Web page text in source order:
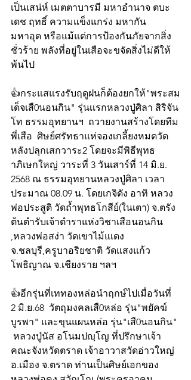
เป็นเสน่ห์ เมตตาบารมี มหาอำนาจ ตบะ
เดช ฤทธิ์ ความแข็งแกร่ง มหากัน
มหาอุด หรือแม้แต่การป้องกันภัยจากสิ่ง
ชั่วร้าย พลังที่อยู่ในเสือจะขจัดสิ่งไม่ดีให้
พ้นไป
👍กระแสแรงรับฤดูฝนก็ต้องยกให้"พระสม
เด็จเสื0นอนกิน" รุ่นเเรกหลวงปู่ศิลา สิริจัน
โท ธรรมอุทยานฯ  ถวายงานสร้างโดยทีม
พี่เสือ  ศิษย์ศรัทธาแห่จองเกลี้ยงหมดวัด
หลังปลุกเสกวาระ2 โดยจะมีพิธีพุทธ
าภิเษกใหญ่ วาระที่ 3 วันเสาร์ที่ 14 มิ.ย.
2568 ณ ธรรมอุทยานหลวงปู่ศิลา เวลา
ประมาณ 08.09 น. โดยเกจิดัง อาทิ หลวง
พ่อประสูติ วัดถ้ำพุทธโกสีย์(ในเตา) จ.ตรัง
ต้นตำรับเจ้าตำราแห่งวิชาเสือนอนกิน
,หลวงพ่อสง่า วัดเขาไม้แเดง
จ.ชลบุรี,ครูบาอริยชาติ วัดแสงแก้ว
โพธิญาณ จ.เชียงราย ฯลฯ
👍อีกรุ่นที่เททองหล่อนำฤกษ์ไปเมื่อวันที่
2 มิ.ย.68  วัตถุมงคลเสื0หล่อ รุ่น"พยัคฆ์
บูรพา" และขุนแผนหล่อ รุ่น"เสื0นอนกิน"
หลวงปู่นัส อโนมปญฺโญ ที่ปรึกษาเจ้า
คณะจังหวัดตราด เจ้าอาวาสวัดอ่าวใหญ่
อ.เมือง จ.ตราด ท่านเป็นศิษย์เอกของ